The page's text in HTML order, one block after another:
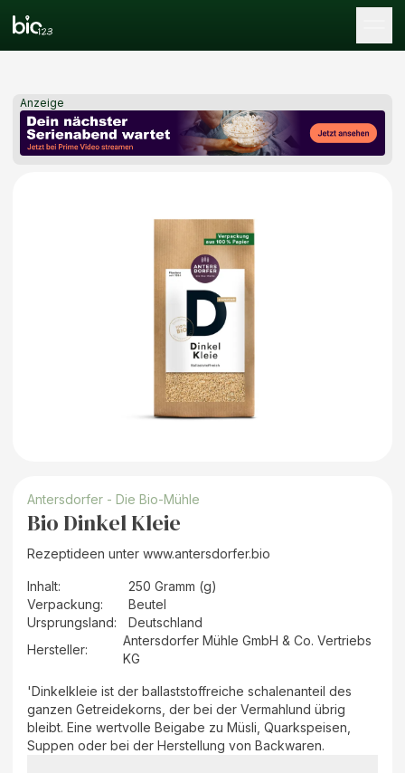
Anzeige
Antersdorfer - Die Bio-Mühle
Bio Dinkel Kleie
Rezeptideen unter www.antersdorfer.bio
Inhalt:
250 Gramm (g)
Verpackung:
Beutel
Ursprungsland:
Deutschland
Hersteller:
Antersdorfer Mühle GmbH & Co. Vertriebs
KG
'Dinkelkleie ist der ballaststoffreiche schalenanteil des
ganzen Getreidekorns, der bei der Vermahlund übrig
bleibt. Eine wertvolle Beigabe zu Müsli, Quarkspeisen,
Suppen oder bei der Herstellung von Backwaren.